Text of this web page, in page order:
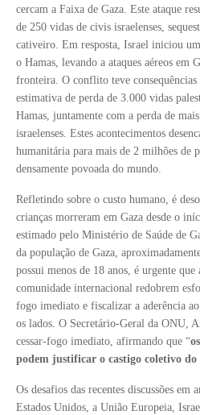
cercam a Faixa de Gaza. Este ataque
de 250 vidas de civis israelenses,
cativeiro. Em resposta, Israel iniciou
o Hamas, levando a ataques aéreos em
fronteira. O conflito teve consequências
estimativa de perda de 3.000 vidas
Hamas, juntamente com a perda de
israelenses. Estes acontecimentos
humanitária para mais de 2 milhões de
densamente povoada do mundo.
Refletindo sobre o custo humano, é
crianças morreram em Gaza desde o
estimado pelo Ministério de Saúde de
da população de Gaza,
possui menos de 18 anos, é urgente que
comunidade internacional redobrem
fogo imediato e fiscalizar a aderência
os lados. O Secretário-Geral da ONU,
cessar-fogo imediato, afirmando que “
podem justificar o castigo coletivo do
Os desafios das recentes discussões em
Estados Unidos, a União Europeia,